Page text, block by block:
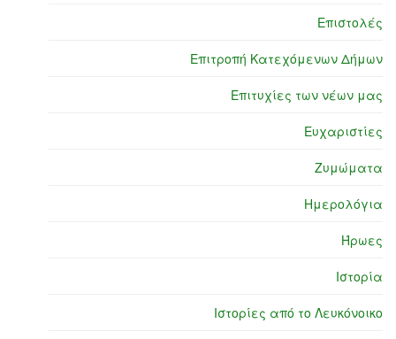
Επιστολές
Επιτροπή Κατεχόμενων Δήμων
Επιτυχίες των νέων μας
Ευχαριστίες
Ζυμώματα
Ημερολόγια
Ήρωες
Ιστορία
Ιστορίες από το Λευκόνοικο